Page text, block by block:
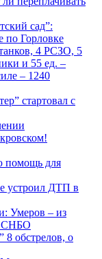
сад”:
по Горловке
4 РСЗО, 5
и 55 ед. –
– 1240
стартовал с
помощь для
устроил ДТП в
Умеров – из
СНБО
8 обстрелов, о